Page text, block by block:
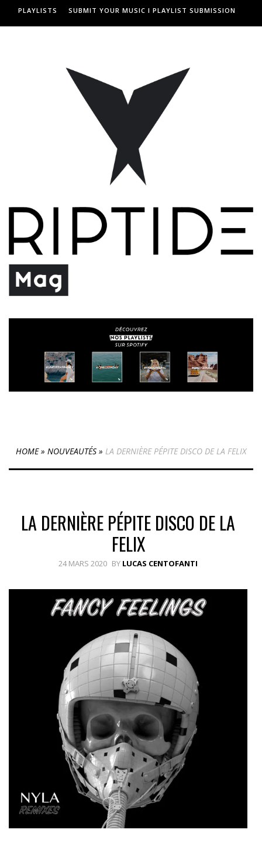
PLAYLISTS SUBMIT YOUR MUSIC I PLAYLIST SUBMISSION
HOME» NOUVEAUTÉS » LA DERNIÈRE PÉPITE DISCO DE LA FELIX
LA DERNIÈRE PÉPITE DISCO DE LA
FELIX
24 MARS 2020 BY LUCAS CENTOFANTI